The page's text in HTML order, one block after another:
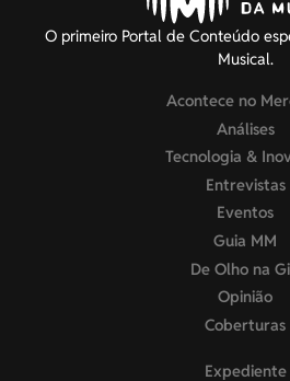
O primeiro Portal de Conteúdo
Musical.
Acontece no
Análises
Tecnologia &
Entrevistas
Eventos
Guia MM
De Olho na
Opinião
Coberturas
Expediente